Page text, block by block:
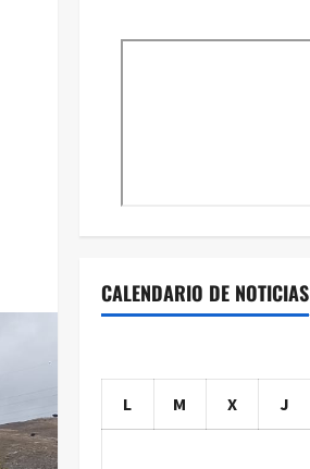
CALENDARIO DE NOTICIAS
L M X J